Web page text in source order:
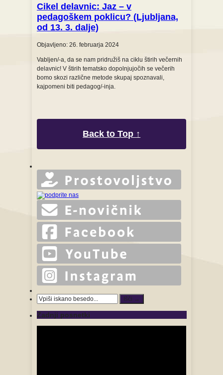
Cikel delavnic: Jaz – v
pedagoškem poklicu? (Ljubljana,
od 13. 3. dalje)
Objavljeno: 26. februarja 2024
Vabljen/-a, da se nam pridružiš na ciklu štirih večernih
delavnic! V štirih tematsko dopolnjujočih se večerih
bomo skozi različne metode skupaj spoznavali,
kajpomeni biti pedagog/-inja.
Back to Top ↑
Zadnji posnetki